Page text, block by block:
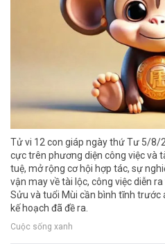
Tử vi 12 con giáp ngày thứ Tư 5/8/
cực trên phương diện công việc và
tuệ, mở rộng cơ hội hợp tác, sự
vận may về tài lộc, công việc diễn
Sửu và tuổi Mùi cần bình tĩnh trước
kế hoạch đã đề ra.
Cuộc sống xanh